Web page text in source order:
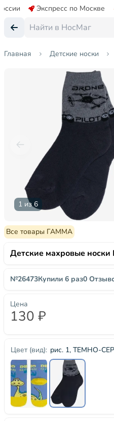
Экспресс по Москве
Главная Детские носки
1 из 6
Все товары ГАММА
Детские махровые
№26473Купили 6 раз0
Цвет (вид): рис. 1, ТЕМНО-
Цена
130 ₽